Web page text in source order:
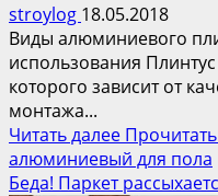
stroylog 18.05.2018
Виды алюминиевого
использования
которого зависит от
монтажа...
Читать далее
алюминиевый для пола
Беда! Паркет